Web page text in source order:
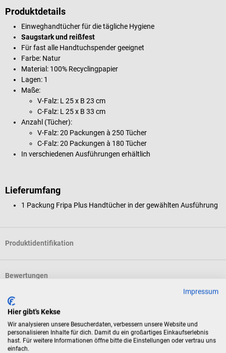
Produktdetails
Einweghandtücher für die tägliche Hygiene
Saugstark und reißfest
Für fast alle Handtuchspender geeignet
Farbe: Natur
Material: 100% Recyclingpapier
Lagen: 1
Maße:
V-Falz: L 25 x B 23 cm
C-Falz: L 25 x B 33 cm
Anzahl (Tücher):
V-Falz: 20 Packungen à 250 Tücher
C-Falz: 20 Packungen à 180 Tücher
In verschiedenen Ausführungen erhältlich
Lieferumfang
1 Packung Fripa Plus Handtücher in der gewählten Ausführung
Produktidentifikation
Bewertungen
Kunden kauften auch
B. Braun
Impressum
Hier gibt's Kekse
Wir analysieren unsere Besucherdaten, verbessern unsere Website und
personalisieren Inhalte für dich. Damit du ein großartiges Einkaufserlebnis
hast. Für weitere Informationen öffne bitte die Einstellungen oder vertrau uns
einfach.